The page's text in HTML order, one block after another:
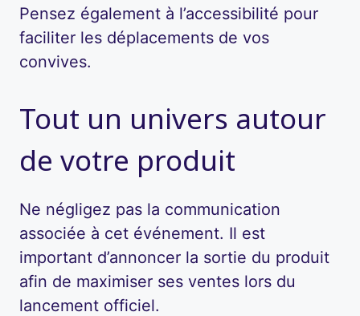
Pensez également à l’accessibilité pour
faciliter les déplacements de vos
convives.
Tout un univers autour
de votre produit
Ne négligez pas la communication
associée à cet événement. Il est
important d’annoncer la sortie du produit
afin de maximiser ses ventes lors du
lancement officiel.